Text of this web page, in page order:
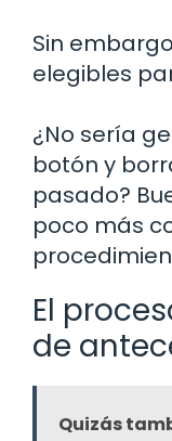
Sin
elegibles
¿No sería
botón y
pasado?
poco más
El
de
Quizás